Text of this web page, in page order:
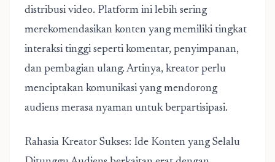
distribusi video. Platform ini lebih sering
merekomendasikan konten yang memiliki tingkat
interaksi tinggi seperti komentar, penyimpanan,
dan pembagian ulang. Artinya, kreator perlu
menciptakan komunikasi yang mendorong
audiens merasa nyaman untuk berpartisipasi.
Rahasia Kreator Sukses: Ide Konten yang Selalu